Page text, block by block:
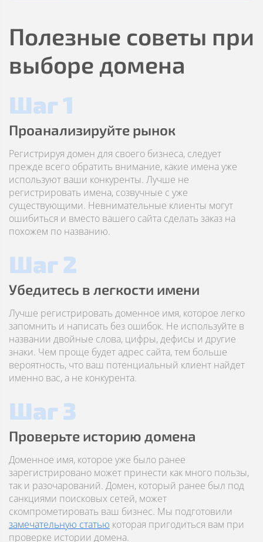
Полезные советы при
выборе домена
Шаг 1
Проанализируйте рынок
Регистрируя домен для своего бизнеса, следует
прежде всего обратить внимание, какие имена уже
используют ваши конкуренты. Лучше не
регистрировать имена, созвучные с уже
существующими. Невнимательные клиенты могут
ошибиться и вместо вашего сайта сделать заказ на
похожем по названию.
Шаг 2
Убедитесь в легкости имени
Лучше регистрировать доменное имя, которое легко
запомнить и написать без ошибок. Не используйте в
названии двойные слова, цифры, дефисы и другие
знаки. Чем проще будет адрес сайта, тем больше
вероятность, что ваш потенциальный клиент найдет
именно вас, а не конкурента.
Шаг 3
Проверьте историю домена
Доменное имя, которое уже было ранее
зарегистрировано может принести как много пользы,
так и разочарований. Домен, который ранее был под
санкциями поисковых сетей, может
скомпрометировать ваш бизнес. Мы подготовили
замечательную статью которая пригодиться вам при
проверке истории домена.